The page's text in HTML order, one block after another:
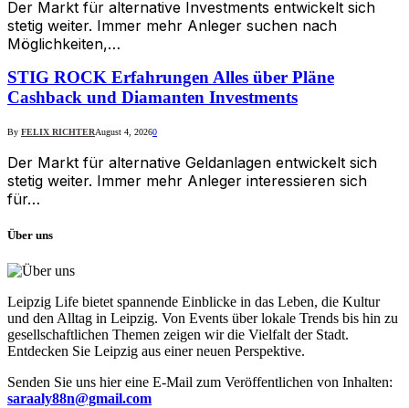
Der Markt für alternative Investments entwickelt sich
stetig weiter. Immer mehr Anleger suchen nach
Möglichkeiten,…
STIG ROCK Erfahrungen Alles über Pläne
Cashback und Diamanten Investments
By FELIX RICHTERAugust 4, 20260
Der Markt für alternative Geldanlagen entwickelt sich
stetig weiter. Immer mehr Anleger interessieren sich
für…
Über uns
Leipzig Life bietet spannende Einblicke in das Leben, die Kultur
und den Alltag in Leipzig. Von Events über lokale Trends bis hin zu
gesellschaftlichen Themen zeigen wir die Vielfalt der Stadt.
Entdecken Sie Leipzig aus einer neuen Perspektive.
Senden Sie uns hier eine E-Mail zum Veröffentlichen von Inhalten:
saraaly88n@gmail.com